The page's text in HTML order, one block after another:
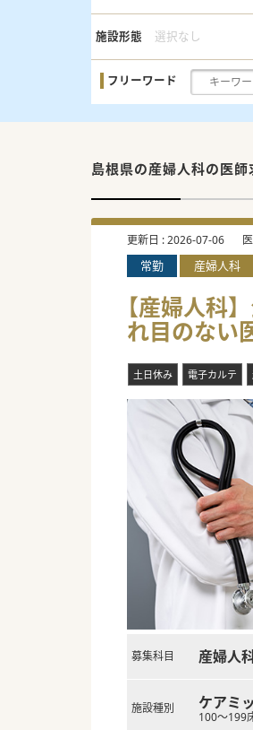
施設形態 選択なし
フリーワード
島根県の産婦人科の医師
更新日 :2026-07-06
常勤 産婦人科
【産婦人科
れ目のない
土日休み 電子カルテ
募集科目 産婦人
施設種別 ケアミ
100～199